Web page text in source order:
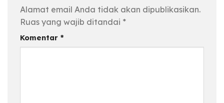
Alamat email Anda tidak akan dipublikasikan.
Ruas yang wajib ditandai *
Komentar *